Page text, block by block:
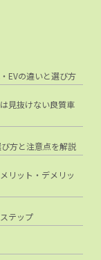
EVの違いと選び方
見抜けない良質車
方と注意点を解説
リット・デメリッ
テップ